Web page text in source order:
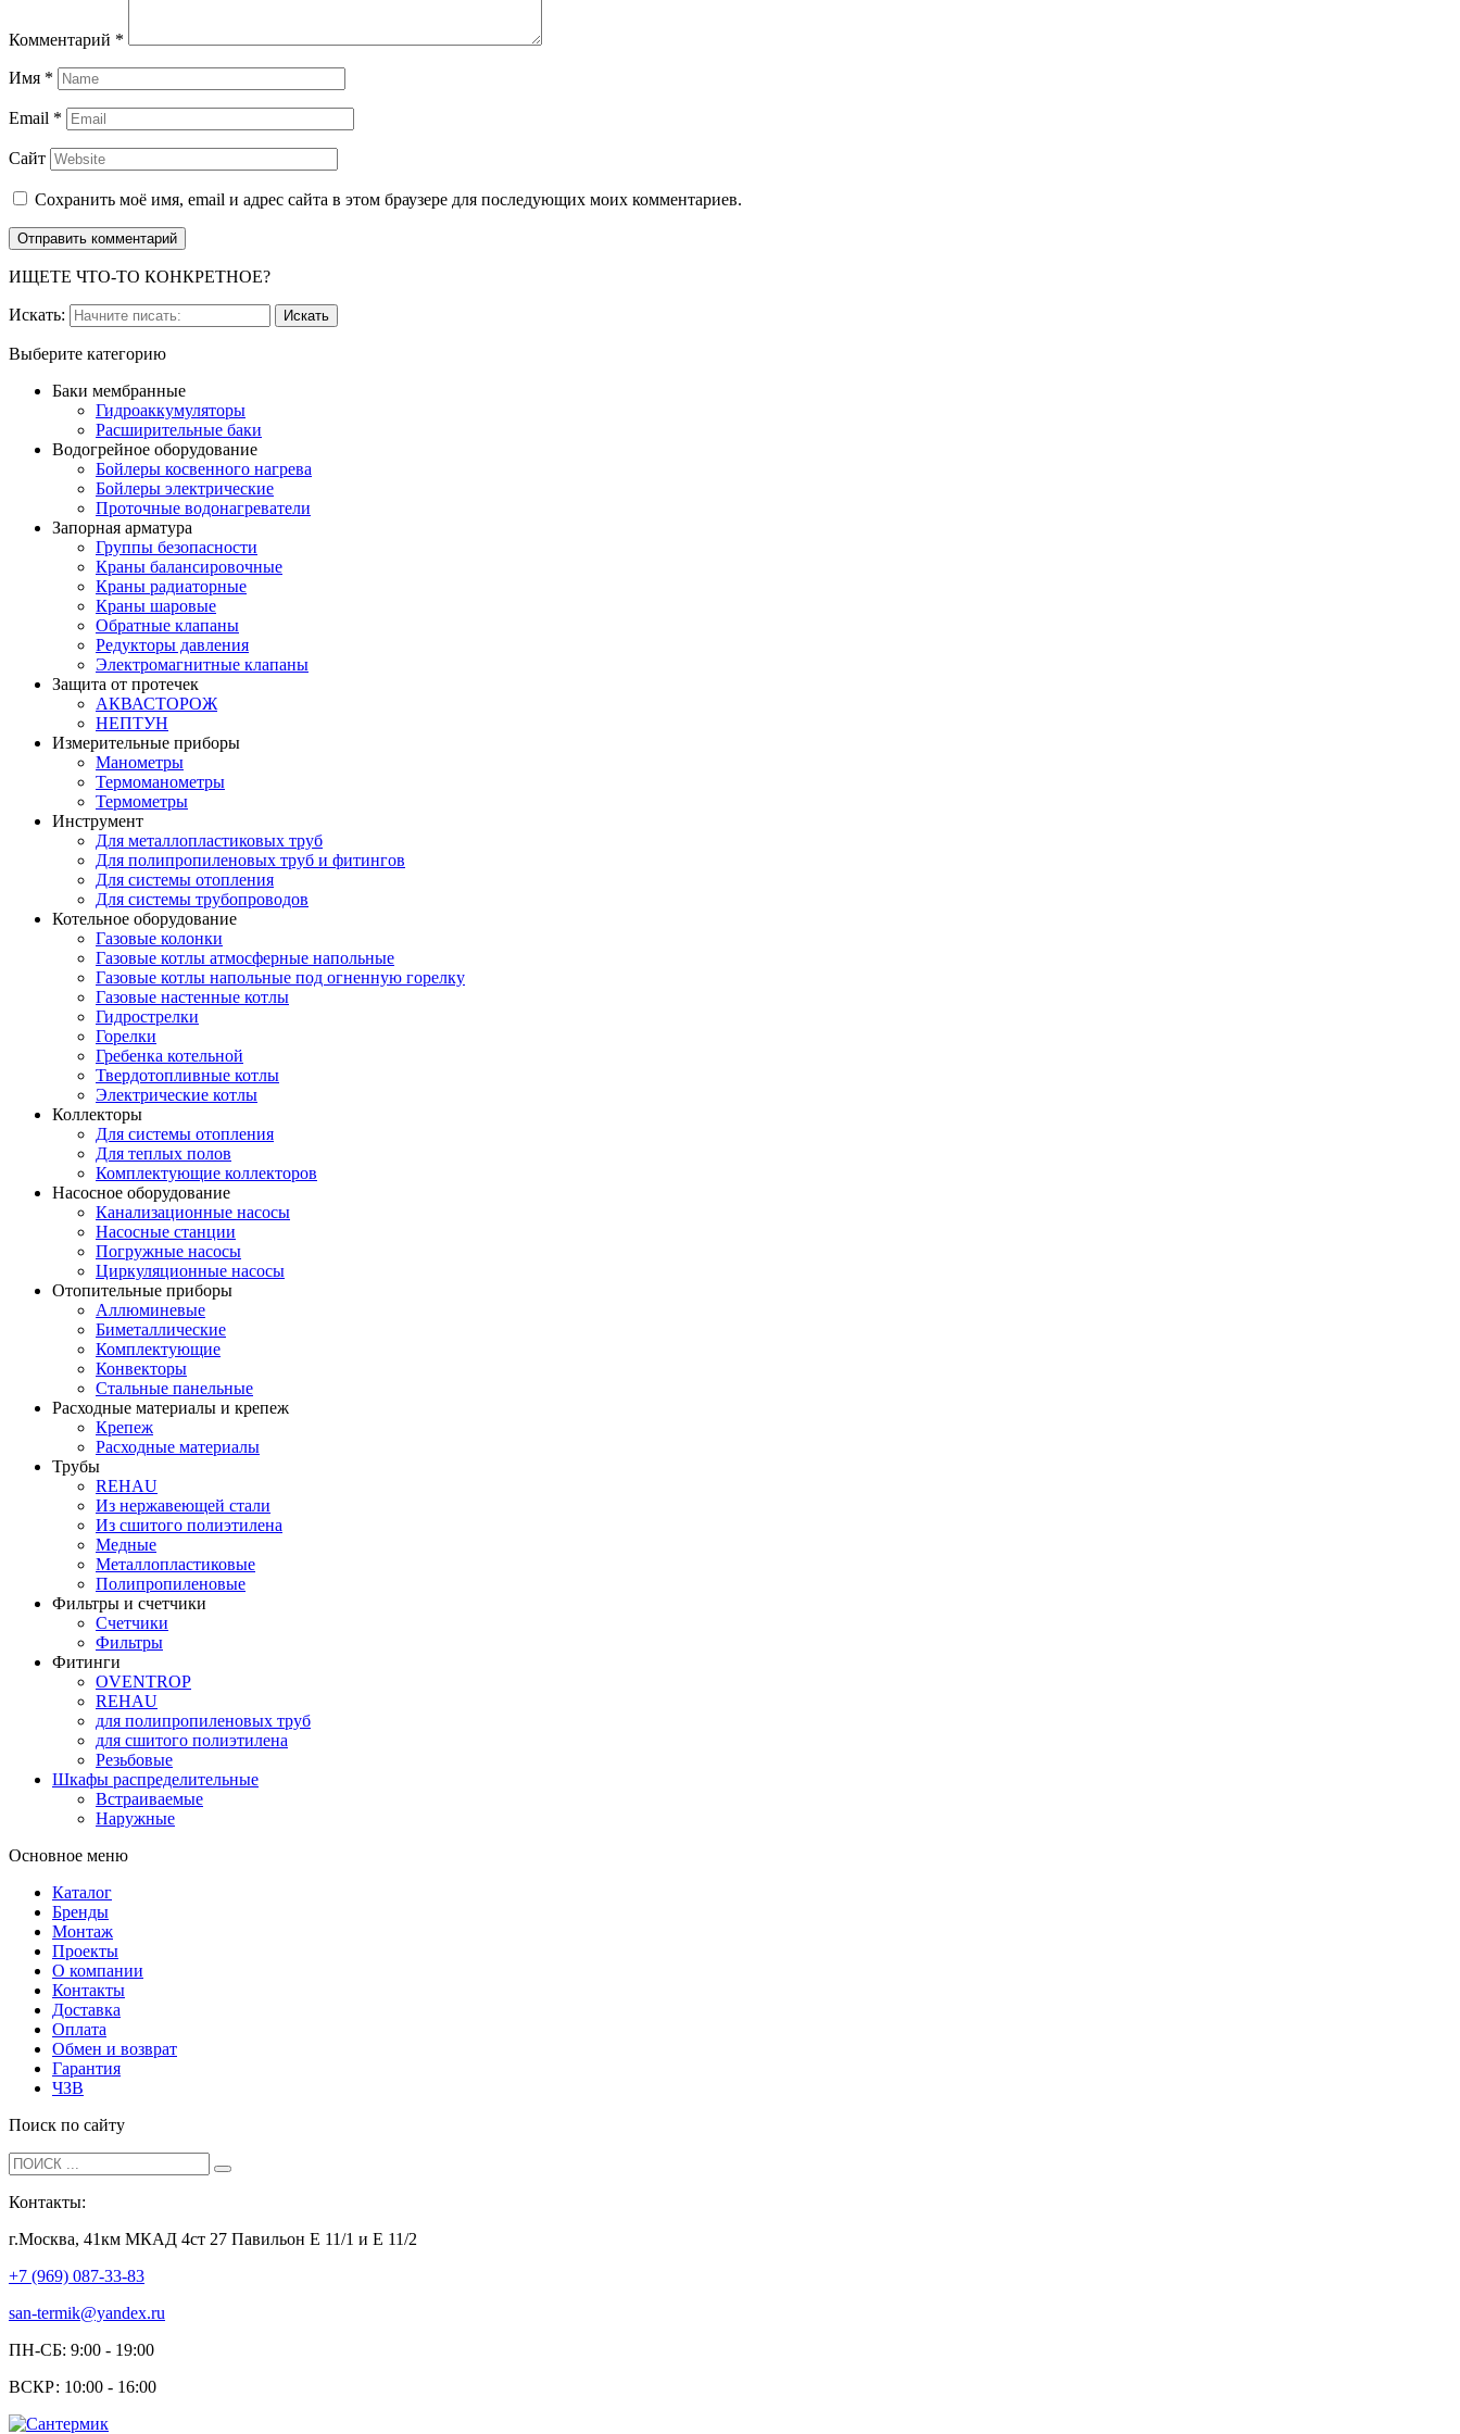
Комментарий *
Имя *
Email *
Сайт
Сохранить моё имя, email и адрес сайта в этом браузере для последующих моих комментариев.
ИЩЕТЕ ЧТО-ТО КОНКРЕТНОЕ?
Искать:
Выберите категорию
Баки мембранные
Гидроаккумуляторы
Расширительные баки
Водогрейное оборудование
Бойлеры косвенного нагрева
Бойлеры электрические
Проточные водонагреватели
Запорная арматура
Группы безопасности
Краны балансировочные
Краны радиаторные
Краны шаровые
Обратные клапаны
Редукторы давления
Электромагнитные клапаны
Защита от протечек
АКВАСТОРОЖ
НЕПТУН
Измерительные приборы
Манометры
Термоманометры
Термометры
Инструмент
Для металлопластиковых труб
Для полипропиленовых труб и фитингов
Для системы отопления
Для системы трубопроводов
Котельное оборудование
Газовые колонки
Газовые котлы атмосферные напольные
Газовые котлы напольные под огненную горелку
Газовые настенные котлы
Гидрострелки
Горелки
Гребенка котельной
Твердотопливные котлы
Электрические котлы
Коллекторы
Для системы отопления
Для теплых полов
Комплектующие коллекторов
Насосное оборудование
Канализационные насосы
Насосные станции
Погружные насосы
Циркуляционные насосы
Отопительные приборы
Аллюминевые
Биметаллические
Комплектующие
Конвекторы
Стальные панельные
Расходные материалы и крепеж
Крепеж
Расходные материалы
Трубы
REHAU
Из нержавеющей стали
Из сшитого полиэтилена
Медные
Металлопластиковые
Полипропиленовые
Фильтры и счетчики
Счетчики
Фильтры
Фитинги
OVENTROP
REHAU
для полипропиленовых труб
для сшитого полиэтилена
Резьбовые
Шкафы распределительные
Встраиваемые
Наружные
Основное меню
Каталог
Бренды
Монтаж
Проекты
О компании
Контакты
Доставка
Оплата
Обмен и возврат
Гарантия
ЧЗВ
Поиск по сайту
Контакты:
г.Москва, 41км МКАД 4ст 27 Павильон Е 11/1 и Е 11/2
+7 (969) 087-33-83
san-termik@yandex.ru
ПН-СБ: 9:00 - 19:00
ВСКР: 10:00 - 16:00